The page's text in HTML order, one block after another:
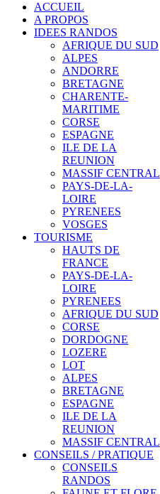
ACCUEIL
A PROPOS
IDEES RANDOS
AFRIQUE DU SUD
ALPES
ANDORRE
BRETAGNE
CHARENTE-
MARITIME
CORSE
ESPAGNE
ILE DE LA
REUNION
MASSIF CENTRAL
PAYS-DE-LA-
LOIRE
PYRENEES
VOSGES
TOURISME
HAUTS DE
FRANCE
PAYS-DE-LA-
LOIRE
PYRENEES
AFRIQUE DU SUD
CORSE
DORDOGNE
LOZERE
LOT
ALPES
BRETAGNE
ESPAGNE
ILE DE LA
REUNION
MASSIF CENTRAL
CONSEILS / PRATIQUE
CONSEILS
RANDOS